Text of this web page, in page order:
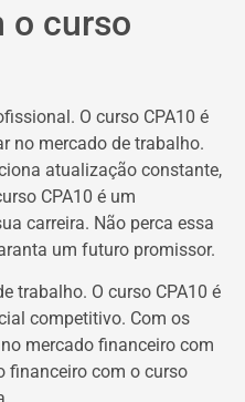
o curso
O curso CPA10 é
no mercado de trabalho.
atualização constante,
CPA10 é um
carreira. Não perca essa
um futuro promissor.
trabalho. O curso CPA10 é
competitivo. Com os
mercado financeiro com
financeiro com o curso